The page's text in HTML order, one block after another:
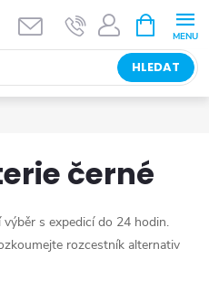
HLEDAT
NÁKUPNÍ
KOŠÍK
černé
s expedicí do 24 hodin.
rozcestník alternativ